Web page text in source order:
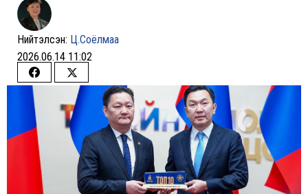
Нийтэлсэн: Ц.Соёлмаа
2026.06.14 11:02
Share
on
Facebook
Share
on
Twitter